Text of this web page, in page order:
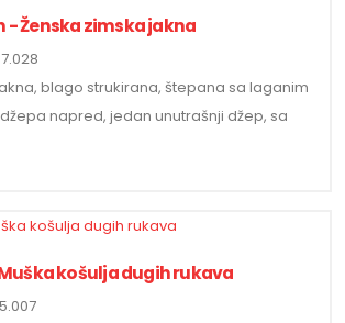
- Ženska zimska jakna
blago strukirana, štepana sa laganim
napred, jedan unutrašnji džep, sa
Muška košulja dugih rukava